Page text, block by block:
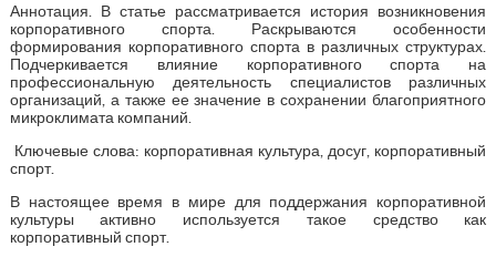
Аннотация. В статье рассматривается история возникновения
корпоративного спорта. Раскрываются особенности
формирования корпоративного спорта в различных структурах.
Подчеркивается влияние корпоративного спорта на
профессиональную деятельность специалистов различных
организаций, а также ее значение в сохранении благоприятного
микроклимата компаний.
Ключевые слова: корпоративная культура, досуг, корпоративный
спорт.
В настоящее время в мире для поддержания корпоративной
культуры активно используется такое средство как
корпоративный спорт.